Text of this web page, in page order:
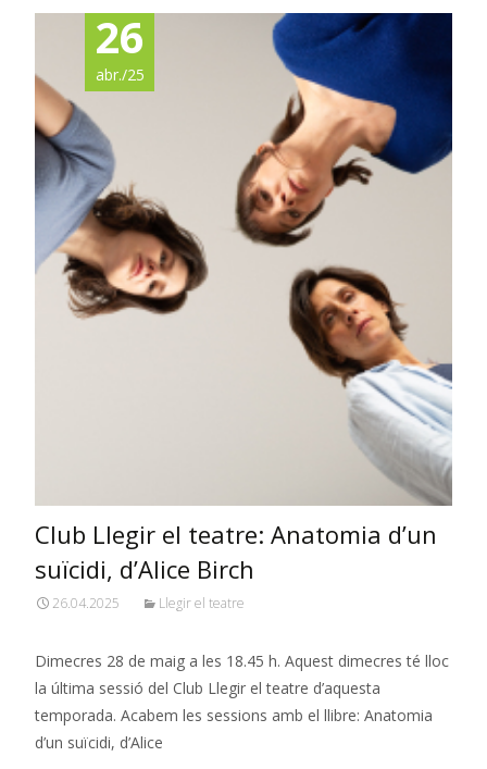
26
abr./25
Club Llegir el teatre: Anatomia d’un
suïcidi, d’Alice Birch
26.04.2025 Llegir el teatre
Dimecres 28 de maig a les 18.45 h. Aquest dimecres té lloc
la última sessió del Club Llegir el teatre d’aquesta
temporada. Acabem les sessions amb el llibre: Anatomia
d’un suïcidi, d’Alice